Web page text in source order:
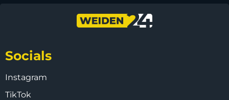
Socials
Instagram
TikTok